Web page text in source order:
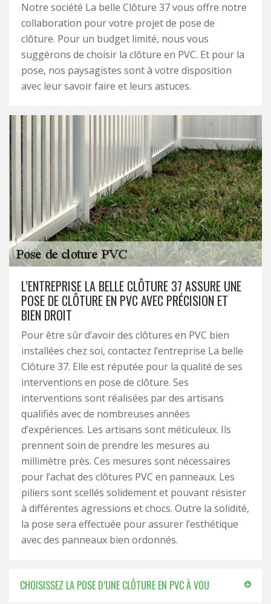
Notre société La belle Clôture 37 vous offre notre
collaboration pour votre projet de pose de
clôture. Pour un budget limité, nous vous
suggérons de choisir la clôture en PVC. Et pour la
pose, nos paysagistes sont à votre disposition
avec leur savoir faire et leurs astuces.
L’ENTREPRISE LA BELLE CLÔTURE 37 ASSURE UNE
POSE DE CLÔTURE EN PVC AVEC PRÉCISION ET
BIEN DROIT
Pour être sûr d’avoir des clôtures en PVC bien
installées chez soi, contactez l’entreprise La belle
Clôture 37. Elle est réputée pour la qualité de ses
interventions en pose de clôture. Ses
interventions sont réalisées par des artisans
qualifiés avec de nombreuses années
d’expériences. Les artisans sont méticuleux. Ils
prennent soin de prendre les mesures au
millimètre près. Ces mesures sont nécessaires
pour l’achat des clôtures PVC en panneaux. Les
piliers sont scellés solidement et pouvant résister
à différentes agressions et chocs. Outre la solidité,
la pose sera effectuée pour assurer l’esthétique
avec des panneaux bien ordonnés.
CHOISISSEZ LA POSE D’UNE CLÔTURE EN PVC À VOU